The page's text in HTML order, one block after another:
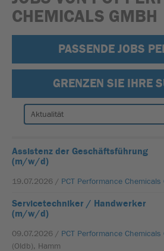
CHEMICALS GMBH
PASSENDE JOBS
GRENZEN SIE IHRE
Assistenz der Geschäftsführung
(m/w/d)
19.07.2026 / PCT Performance Chemicals
Servicetechniker / Handwerker
(m/w/d)
09.07.2026 / PCT Performance Chemicals
(Oldb), Hamm